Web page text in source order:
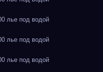
лье под водой
лье под водой
лье под водой